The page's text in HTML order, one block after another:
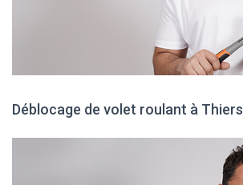
Déblocage de volet roulant à Thiers